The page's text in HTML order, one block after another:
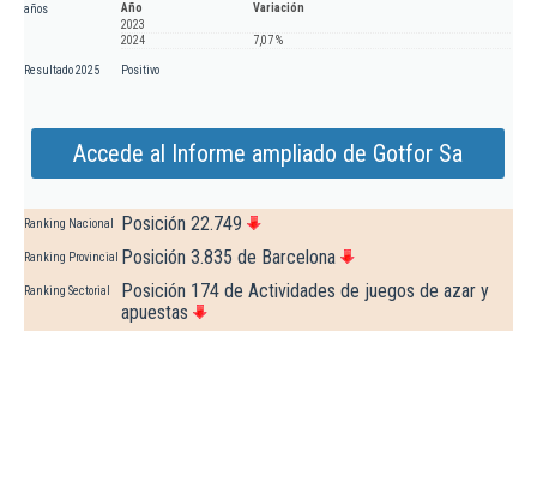
años
Año
Variación
2023
2024
7,07 %
Resultado 2025 Positivo
Accede al Informe ampliado de Gotfor Sa
Ranking Nacional Posición 22.749
Ranking Provincial Posición 3.835 de Barcelona
Ranking Sectorial
Posición 174 de Actividades de juegos de azar y
apuestas